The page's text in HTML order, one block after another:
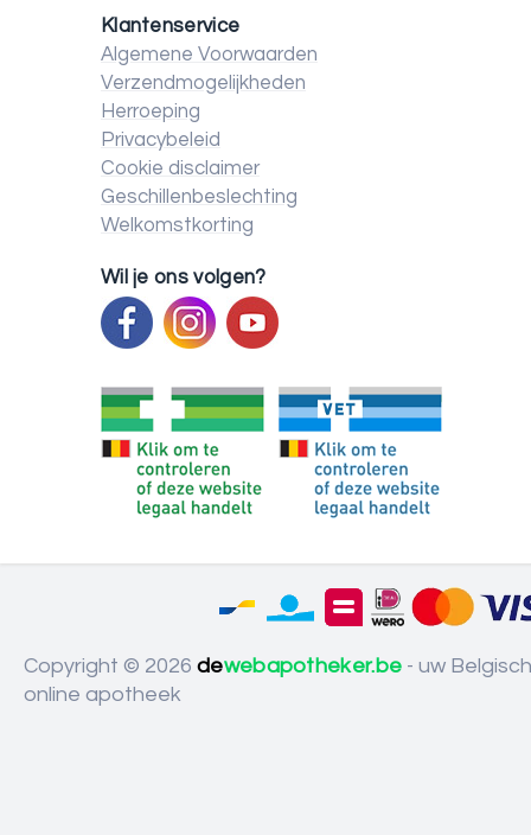
Klantenservice
Algemene Voorwaarden
Verzendmogelijkheden
Herroeping
Privacybeleid
Cookie disclaimer
Geschillenbeslechting
Welkomstkorting
Wil je ons volgen?
Copyright © 2026 dewebapotheker.be - uw
online apotheek